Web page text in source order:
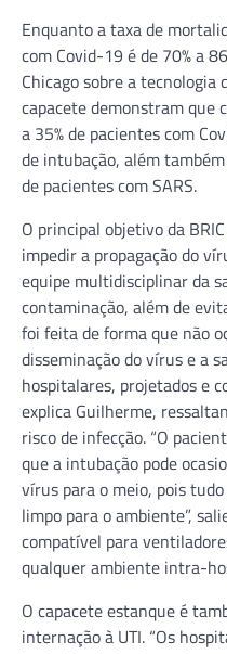
Enquanto a taxa de
com Covid-19 é de 70% a
Chicago sobre a tecnologia
capacete demonstram que
a 35% de pacientes com
de intubação, além
de pacientes com SARS.
O principal objetivo da
impedir a propagação do
equipe multidisciplinar da
contaminação, além de
foi feita de forma que não
disseminação do vírus e a
hospitalares, projetados e
explica Guilherme,
risco de infecção. “O
que a intubação pode
vírus para o meio, pois
limpo para o ambiente”,
compatível para
qualquer ambiente intra-
O capacete estanque é
internação à UTI. “Os